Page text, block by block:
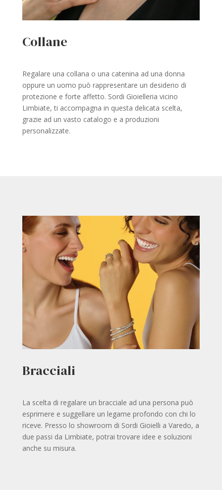
Collane
Regalare una collana o una catenina ad una donna
oppure un uomo può rappresentare un desiderio di
protezione e forte affetto. Sordi Gioielleria vicino
Limbiate, ti accompagna in questa delicata scelta,
grazie ad un vasto catalogo e a produzioni
personalizzate.
Bracciali
La scelta di regalare un bracciale ad una persona può
esprimere e suggellare un legame profondo con chi lo
riceve. Presso lo showroom di Sordi Gioielli a Varedo, a
due passi da Limbiate, potrai trovare idee e soluzioni
anche su misura.